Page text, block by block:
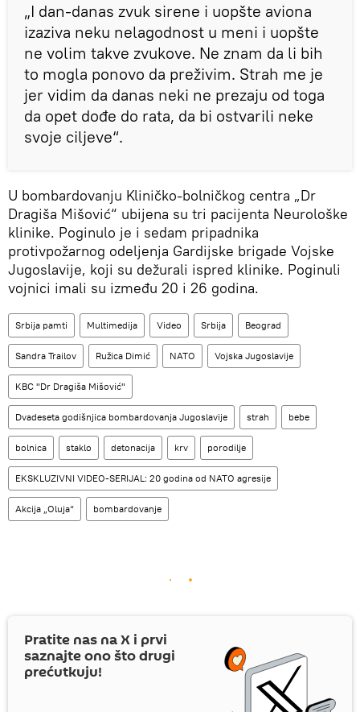
„I dan-danas zvuk sirene i uopšte aviona
izaziva neku nelagodnost u meni i uopšte
ne volim takve zvukove. Ne znam da li bih
to mogla ponovo da preživim. Strah me je
jer vidim da danas neki ne prezaju od toga
da opet dođe do rata, da bi ostvarili neke
svoje ciljeve“.
U bombardovanju Kliničko-bolničkog centra „Dr
Dragiša Mišović“ ubijena su tri pacijenta Neurološke
klinike. Poginulo je i sedam pripadnika
protivpožarnog odeljenja Gardijske brigade Vojske
Jugoslavije, koji su dežurali ispred klinike. Poginuli
vojnici imali su između 20 i 26 godina.
Srbija pamti Multimedija Video Srbija Beograd
Sandra Trailov Ružica Dimić NATO Vojska Jugoslavije
KBC "Dr Dragiša Mišović"
Dvadeseta godišnjica bombardovanja Jugoslavije strah bebe
bolnica staklo detonacija krv porodilje
EKSKLUZIVNI VIDEO-SERIJAL: 20 godina od NATO agresije
Akcija „Oluja“ bombardovanje
Pratite nas naX i prvi
saznajte ono što drugi
prećutkuju!